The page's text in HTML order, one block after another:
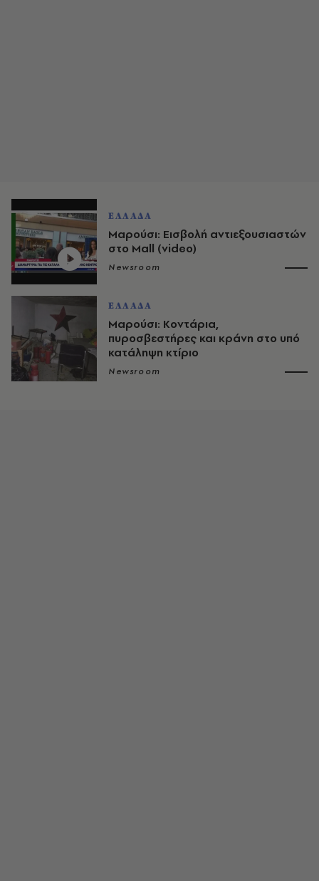
ΕΛΛΑΔΑ
Μαρούσι: Εισβολή αντιεξουσιαστών
στο Mall (video)
Newsroom
ΕΛΛΑΔΑ
Μαρούσι: Κοντάρια,
πυροσβεστήρες και κράνη στο υπό
κατάληψη κτίριο
Newsroom